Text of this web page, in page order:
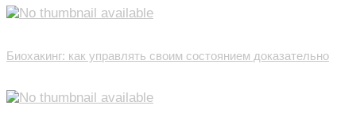
Биохакинг: как управлять своим состоянием доказательно